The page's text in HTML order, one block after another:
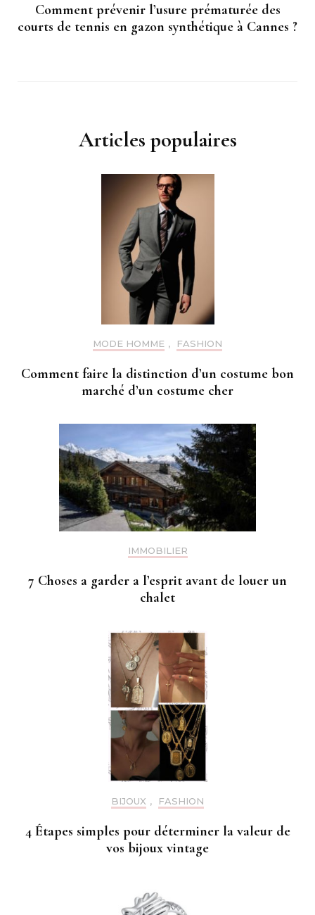
Comment prévenir l’usure prématurée des
courts de tennis en gazon synthétique à Cannes ?
Articles populaires
MODE HOMME , FASHION
Comment faire la distinction d’un costume bon
marché d’un costume cher
IMMOBILIER
7 Choses a garder a l’esprit avant de louer un
chalet
BIJOUX , FASHION
4 Étapes simples pour déterminer la valeur de
vos bijoux vintage